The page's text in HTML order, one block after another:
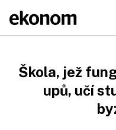
Škola, jež
upů, učí